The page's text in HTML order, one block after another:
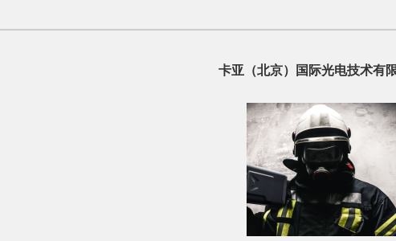
卡亚（北京）国际光电技术有